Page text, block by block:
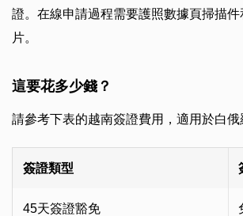
證。在線申請過程需要護照數據頁掃描
片。
這要花多少錢？
請參考下表的越南簽證費用，適用於白俄
簽證類型
45天簽證豁免